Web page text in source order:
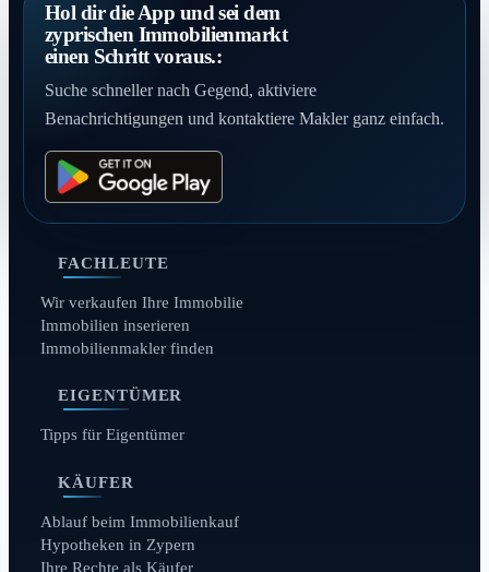
Hol dir die App und sei dem
zyprischen Immobilienmarkt
einen Schritt voraus.:
Suche schneller nach Gegend, aktiviere
Benachrichtigungen und kontaktiere Makler ganz einfach.
FACHLEUTE
Wir verkaufen Ihre Immobilie
Immobilien inserieren
Immobilienmakler finden
EIGENTÜMER
Tipps für Eigentümer
KÄUFER
Ablauf beim Immobilienkauf
Hypotheken in Zypern
Ihre Rechte als Käufer